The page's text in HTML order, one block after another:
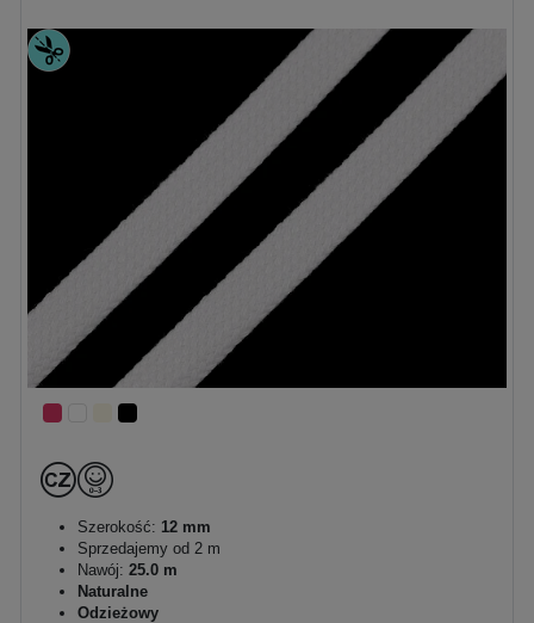
Szerokość: 12 mm
Sprzedajemy od 2 m
Nawój: 25.0 m
Naturalne
Odzieżowy